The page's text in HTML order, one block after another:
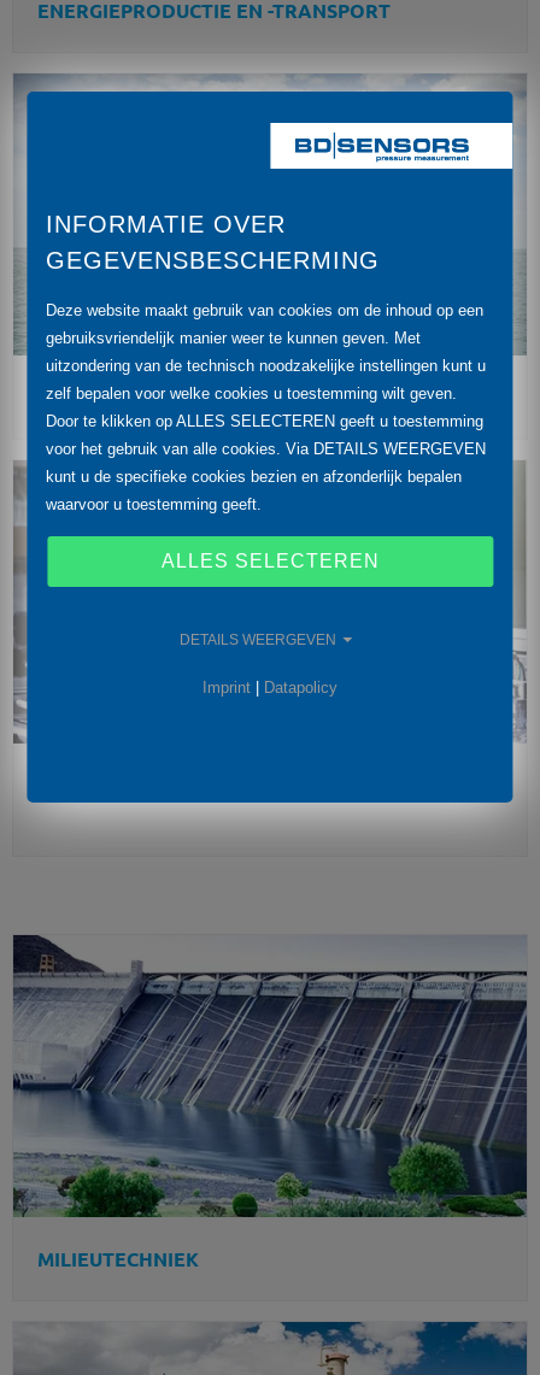
ENERGIEPRODUCTIE EN -TRANSPORT
SCHEEPSVAART EN JACHTBOUW
MILIEUTECHNIEK
INFORMATIE OVER
GEGEVENSBESCHERMING
Deze website maakt gebruik van cookies om de inhoud op een
gebruiksvriendelijk manier weer te kunnen geven. Met
uitzondering van de technisch noodzakelijke instellingen kunt u
zelf bepalen voor welke cookies u toestemming wilt geven.
Door te klikken op ALLES SELECTEREN geeft u toestemming
voor het gebruik van alle cookies. Via DETAILS WEERGEVEN
kunt u de specifieke cookies bezien en afzonderlijk bepalen
waarvoor u toestemming geeft.
ALLES SELECTEREN
DETAILS WEERGEVEN
Imprint Datapolicy